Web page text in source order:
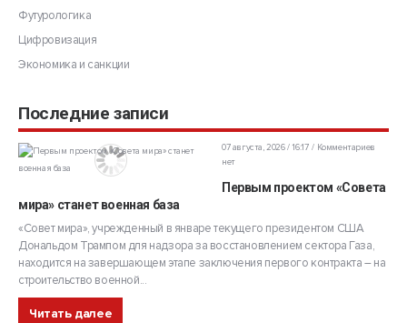
Футурологика
Цифровизация
Экономика и санкции
Последние записи
07 августа, 2026 / 16:17
Комментариев
нет
Первым проектом «Совета
мира» станет военная база
«Совет мира», учрежденный в январе текущего президентом США
Дональдом Трампом для надзора за восстановлением сектора Газа,
находится на завершающем этапе заключения первого контракта – на
строительство военной...
Читать далее